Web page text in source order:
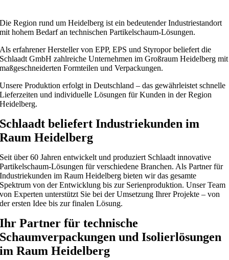
Die Region rund um Heidelberg ist ein bedeutender Industriestandort
mit hohem Bedarf an technischen Partikelschaum-Lösungen.
Als erfahrener Hersteller von EPP, EPS und Styropor beliefert die
Schlaadt GmbH zahlreiche Unternehmen im Großraum Heidelberg mit
maßgeschneiderten Formteilen und Verpackungen.
Unsere Produktion erfolgt in Deutschland – das gewährleistet schnelle
Lieferzeiten und individuelle Lösungen für Kunden in der Region
Heidelberg.
Schlaadt beliefert Industriekunden im
Raum Heidelberg
Seit über 60 Jahren entwickelt und produziert Schlaadt innovative
Partikelschaum-Lösungen für verschiedene Branchen. Als Partner für
Industriekunden im Raum Heidelberg bieten wir das gesamte
Spektrum von der Entwicklung bis zur Serienproduktion. Unser Team
von Experten unterstützt Sie bei der Umsetzung Ihrer Projekte – von
der ersten Idee bis zur finalen Lösung.
Ihr Partner für technische
Schaumverpackungen und Isolierlösungen
im Raum Heidelberg